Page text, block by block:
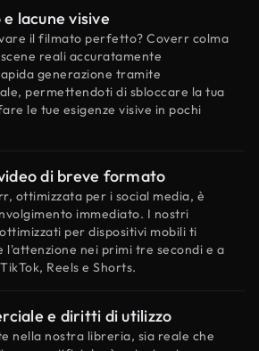
lacune visive
il filmato perfetto? Coverr colma
reali accuratamente
generazione tramite
permettendoti di sbloccare la tua
le tue esigenze visive in pochi
di breve formato
ottimizzata per i social media, è
immediato. I nostri
per dispositivi mobili ti
l'attenzione nei primi tre secondi e a
Reels e Shorts.
e diritti di utilizzo
nella nostra libreria, sia reale che